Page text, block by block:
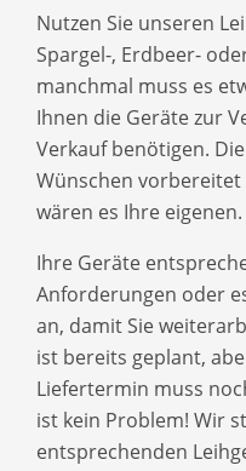
Nutzen Sie unseren
Spargel-, Erdbeer-
manchmal muss es
Ihnen die Geräte zur
Verkauf benötigen.
Wünschen vorbereitet
wären es Ihre eigenen.
Ihre Geräte
Anforderungen oder
an, damit Sie
ist bereits geplant,
Liefertermin muss
ist kein Problem! Wir
entsprechenden